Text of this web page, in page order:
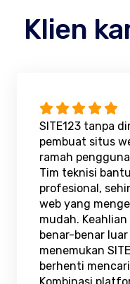
Klien
SITE123 tanpa
pembuat situs
ramah
Tim teknisi
profesional,
web yang
mudah.
benar-benar
menemukan
berhenti